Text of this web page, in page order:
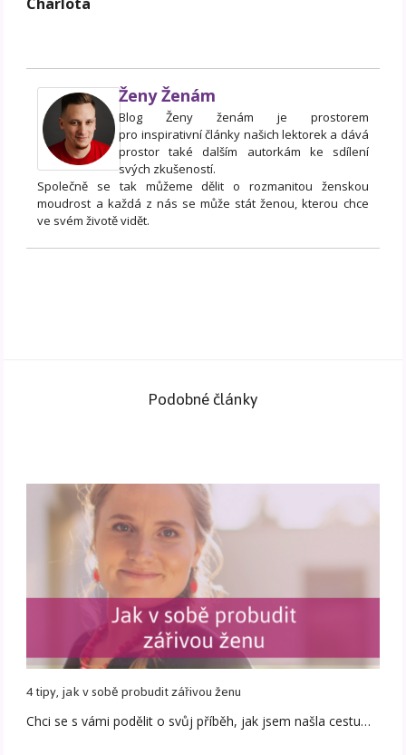
Ženy Ženám
Blog Ženy ženám je prostorem
pro inspirativní články našich lektorek a dává
prostor také dalším autorkám ke sdílení
svých zkušeností.
Společně se tak můžeme dělit o rozmanitou ženskou
moudrost a každá z nás se může stát ženou, kterou chce
ve svém životě vidět.
Podobné články
4 tipy, jak v sobě probudit zářivou ženu
Chci se s vámi podělit o svůj příběh, jak jsem našla cestu…